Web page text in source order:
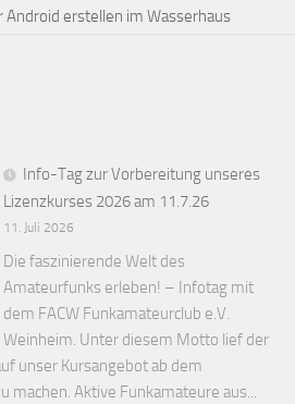
Android erstellen im Wasserhaus
Info-Tag zur Vorbereitung unseres
Lizenzkurses 2026 am 11.7.26
11. Juli 2026
Die faszinierende Welt des
Amateurfunks erleben! – Infotag mit
dem FACW Funkamateurclub e.V.
Weinheim. Unter diesem Motto lief der
unser Kursangebot ab dem
machen. Aktive Funkamateure aus...